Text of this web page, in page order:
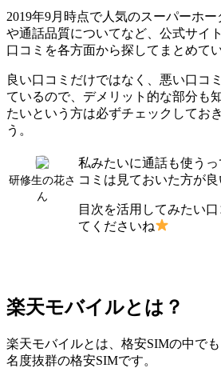
2019年9月時点で人気のスーパーホ
や通話品質についてなど、公式サイ
口コミを各方面から探してまとめてい
良い口コミだけではなく、悪い口コ
ているので、デメリット的な部分も
たいという方は必ずチェックしてお
う。
研修生の花さ
ん
私みたいに通話も使う
コミは見ておいた方が
目次を活用してみたい
てくださいね
楽天モバイルとは？
楽天モバイルとは、格安SIMの中で
名度抜群の格安SIMです。